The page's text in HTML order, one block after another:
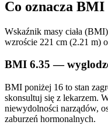
Co oznacza BMI
Wskaźnik masy ciała
wzroście 221 cm (2.21 m)
BMI 6.35 —
BMI poniżej 16 to stan
skonsultuj się z lekarzem.
niewydolności narządów,
zaburzeń hormonalnych.